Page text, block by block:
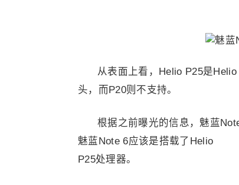
从表面上看，Helio P25是
头，而P20则不支持。
根据之前曝光的信息，魅蓝
魅蓝Note 6应该是搭载了Helio
P25处理器。